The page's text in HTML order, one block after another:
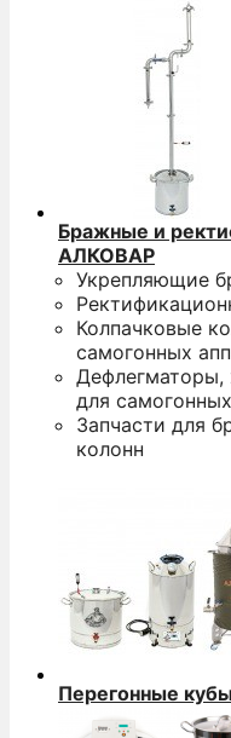
Бражные и
АЛКОВАР
Укрепляющие
Колпачковые
самогонных
Дефлегматоры,
для
Запчасти для
колонн
Перегонные